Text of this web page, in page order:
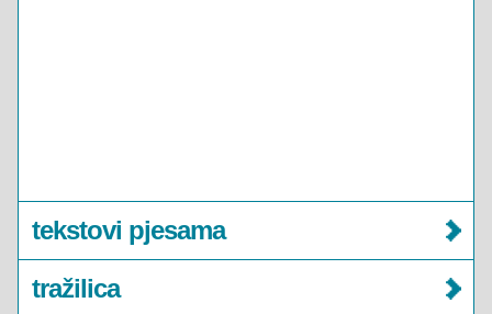
tekstovi pjesama
tražilica